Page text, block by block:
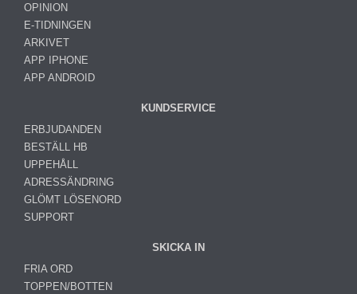
OPINION
E-TIDNINGEN
ARKIVET
APP IPHONE
APP ANDROID
KUNDSERVICE
ERBJUDANDEN
BESTÄLL HB
UPPEHÅLL
ADRESSÄNDRING
GLÖMT LÖSENORD
SUPPORT
SKICKA IN
FRIA ORD
TOPPEN/BOTTEN